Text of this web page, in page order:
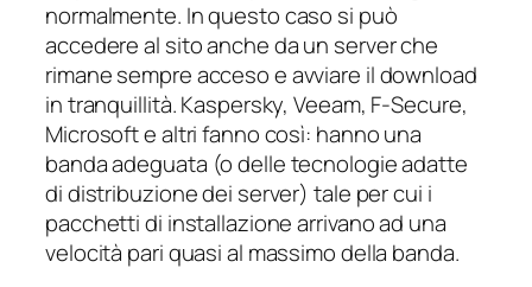
normalmente. In questo caso si può
accedere al sito anche da un server che
rimane sempre acceso e avviare il download
in tranquillità. Kaspersky, Veeam, F-Secure,
Microsoft e altri fanno così: hanno una
banda adeguata (o delle tecnologie adatte
di distribuzione dei server) tale per cui i
pacchetti di installazione arrivano ad una
velocità pari quasi al massimo della banda.